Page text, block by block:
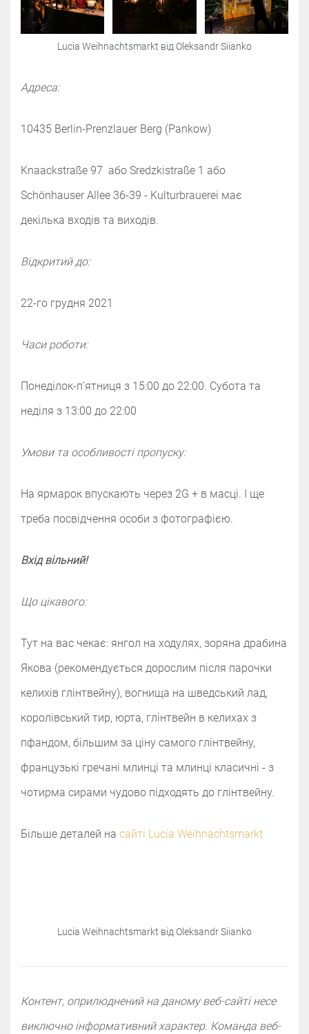
Lucia Weihnachtsmarkt від Oleksandr Siianko
Адреса:
10435 Berlin-Prenzlauer Berg (Pankow)
Knaackstraße 97 або Sredzkistraße 1 або
Schönhauser Allee 36-39 - Kulturbrauerei має
декілька входів та виходів.
Відкритий до:
22-го грудня 2021
Часи роботи:
Понеділок-п’ятниця з 15:00 до 22:00‌‌. Субота та
неділя з 13:00 до 22:00
Умови та особливості пропуску:
На ярмарок впускають через 2G + в масці. І ще
треба посвідчення особи з фотографією.
Вхід вільний!
Що цікавого:
Тут на вас чекає: янгол на ходулях, зоряна драбина
Якова (рекомендується дорослим після парочки
келихів глінтвейну), вогнища на шведський лад,
королівський тир, юрта, глінтвейн в келихах з
пфандом, більшим за ціну самого глінтвейну,
французькі гречані млинці та млинці класичні - з
чотирма сирами чудово підходять до глінтвейну.
Більше деталей на сайті Lucia Weihnachtsmarkt
Lucia Weihnachtsmarkt від Oleksandr Siianko
Контент, оприлюднений на даному веб-сайті несе
виключно інформативний характер. Команда веб-